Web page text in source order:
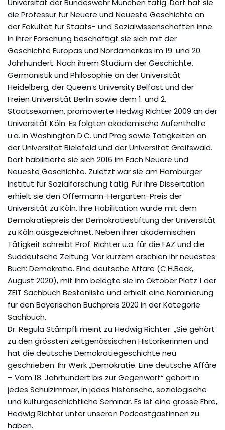
Universität der Bundeswehr München tätig. Dort hat sie
die Professur für Neuere und Neueste Geschichte an
der Fakultät für Staats- und Sozialwissenschaften inne.
In ihrer Forschung beschäftigt sie sich mit der
Geschichte Europas und Nordamerikas im 19. und 20.
Jahrhundert. Nach ihrem Studium der Geschichte,
Germanistik und Philosophie an der Universität
Heidelberg, der Queen’s University Belfast und der
Freien Universität Berlin sowie dem 1. und 2.
Staatsexamen, promovierte Hedwig Richter 2009 an der
Universität Köln. Es folgten akademische Aufenthalte
u.a. in Washington D.C. und Prag sowie Tätigkeiten an
der Universität Bielefeld und der Universität Greifswald.
Dort habilitierte sie sich 2016 im Fach Neuere und
Neueste Geschichte. Zuletzt war sie am Hamburger
Institut für Sozialforschung tätig. Für ihre Dissertation
erhielt sie den Offermann-Hergarten-Preis der
Universität zu Köln. Ihre Habilitation wurde mit dem
Demokratiepreis der Demokratiestiftung der Universität
zu Köln ausgezeichnet. Neben ihrer akademischen
Tätigkeit schreibt Prof. Richter u.a. für die FAZ und die
Süddeutsche Zeitung. Vor kurzem erschien ihr neuestes
Buch: Demokratie. Eine deutsche Affäre (C.H.Beck,
August 2020), mit ihm belegte sie im Oktober Platz 1 der
ZEIT Sachbuch Bestenliste und erhielt eine Nominierung
für den Bayerischen Buchpreis 2020 in der Kategorie
Sachbuch.
Dr. Regula Stämpfli meint zu Hedwig Richter: „Sie gehört
zu den grössten zeitgenössischen Historikerinnen und
hat die deutsche Demokratiegeschichte neu
geschrieben. Ihr Werk „Demokratie. Eine deutsche Affäre
– Vom 18. Jahrhundert bis zur Gegenwart“ gehört in
jedes Schulzimmer, in jedes historische, soziologische
und kulturgeschichtliche Seminar. Es ist eine grosse Ehre,
Hedwig Richter unter unseren Podcastgästinnen zu
haben.